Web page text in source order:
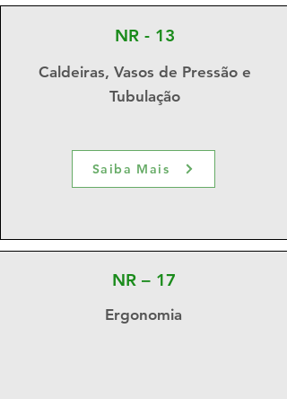
NR - 13
Caldeiras, Vasos de Pressão e
Tubulação
Saiba Mais
NR – 17
Ergonomia